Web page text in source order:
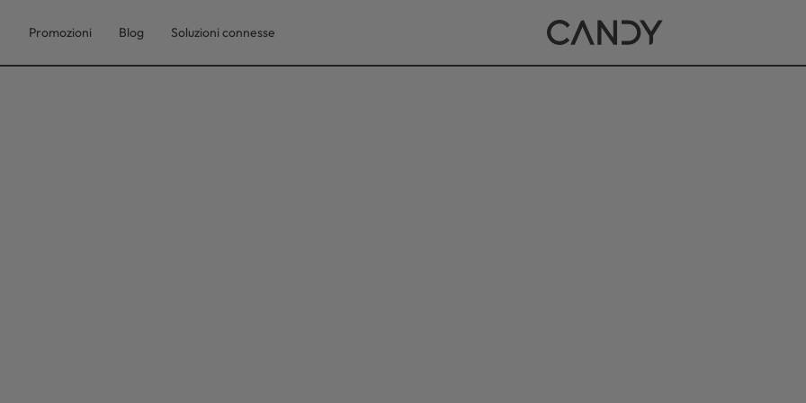
Promozioni Blog Soluzioni connesse